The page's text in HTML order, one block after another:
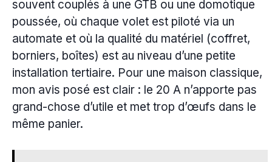
souvent couplés à une GTB ou une domotique
poussée, où chaque volet est piloté via un
automate et où la qualité du matériel (coffret,
borniers, boîtes) est au niveau d’une petite
installation tertiaire. Pour une maison classique,
mon avis posé est clair : le 20 A n’apporte pas
grand-chose d’utile et met trop d’œufs dans le
même panier.